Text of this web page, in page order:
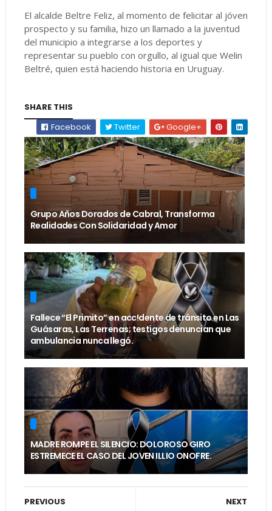
El alcalde Beltre Feliz, al momento de felicitar al jóven
prospecto y su familia, hizo un llamado a la juventud
del municipio a integrarse a los deportes y
representar su pueblo con orgullo, al igual que Welin
Beltré, quien está haciendo historia en Uruguay.
SHARE THIS
Facebook
Twitter Google+
Grupo Años Dorados de Cabral, Transforma
Realidades Con Solidaridad y Amor
Fallece “El Primito” en acc!dente de tránsito en Las
Guásaras, Las Terrenas; testigos denuncian que
ambulancia nunca llegó.
MADRE ROMPE EL SILENCIO: DOLOROSO GIRO
ESTREMECE EL CASO DEL JOVEN ILLIO ONOFRE.
NEXT
PREVIOUS